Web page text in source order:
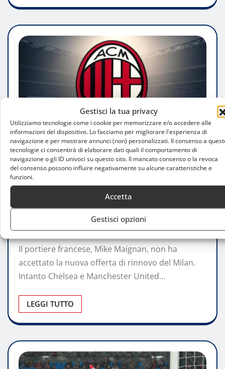
Gestisci la tua privacy
Utilizziamo tecnologie come i cookie per memorizzare e/o accedere alle
informazioni del dispositivo. Lo facciamo per migliorare l'esperienza di
navigazione e per mostrare annunci (non) personalizzati. Il consenso a
tecnologie ci consentirà di elaborare dati quali il comportamento di
navigazione o gli ID univoci su questo sito. Il mancato consenso o la revoca
del consenso possono influire negativamente su alcune caratteristiche e
funzioni.
Accetta
Gestisci opzioni
ATTUALITÀ
Maignan e Milan ai ferri corti: si
raffredda il rinnovo, Premier alla
finestra
Mag 21, 2025
Il portiere francese, Mike Maignan, non ha
accettato la nuova offerta di rinnovo del Milan.
Intanto Chelsea e Manchester United…
LEGGI TUTTO